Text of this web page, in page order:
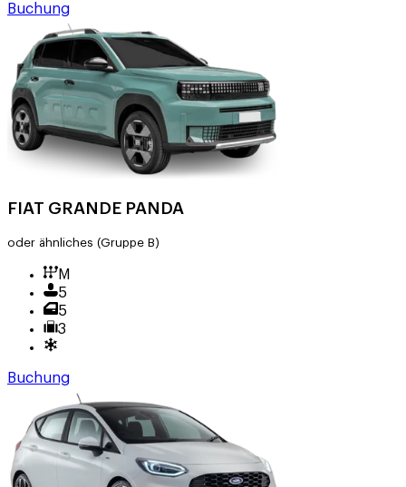
Buchung
FIAT GRANDE PANDA
oder ähnliches (Gruppe B)
M
5
5
3
Buchung